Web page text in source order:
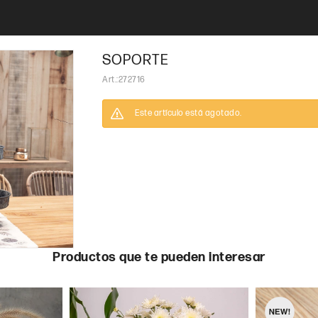
SOPORTE
272716
Este artículo está agotado.
Productos que te pueden interesar